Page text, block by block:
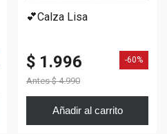
💕Calza Lisa
$ 1.996
Antes $ 4.990
-60%
Añadir al carrito